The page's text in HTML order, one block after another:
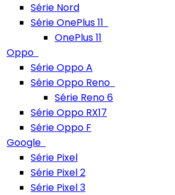
Série Nord
Série OnePlus 11
OnePlus 11
Oppo
Série Oppo A
Série Oppo Reno
Série Reno 6
Série Oppo RX17
Série Oppo F
Google
Série Pixel
Série Pixel 2
Série Pixel 3